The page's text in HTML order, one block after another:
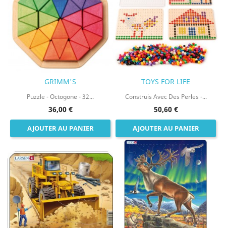
GRIMM'S
Puzzle - Octogone - 32...
36,00 €
AJOUTER AU PANIER
TOYS FOR LIFE
Construis Avec Des Perles -...
50,60 €
AJOUTER AU PANIER